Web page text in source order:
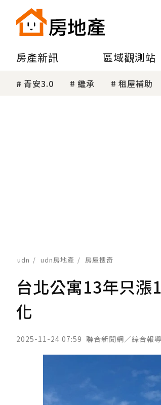
房產新訊 區域觀測站
青安3.0 繼承 租屋補助
udn udn房地產 房屋搜奇
台北公寓13年只
化
2025-11-24 07:59 聯合新聞網／綜合報導